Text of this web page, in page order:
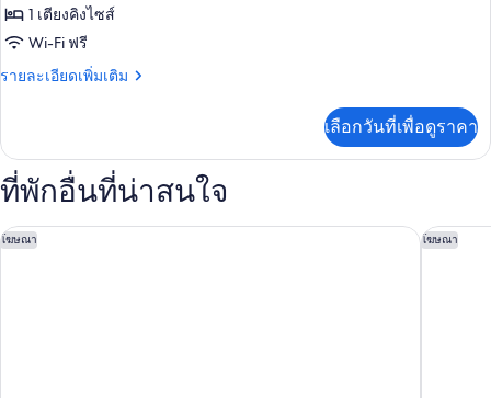
ของ
Deluxe
King
1 เตียงคิงไซส์
Wi-Fi ฟรี
รายละเอียดเพิ่มเติม
ราย
เกี่ยว
กับ
Deluxe
Ocean
View
เลือกวันที่เพื่อดูราคา
ที่พักอื่นที่น่าสนใจ
โฆษณา
เชอราตัน หัวหิน รีสอร์ทแอนด์สปา โฆษณา
โซ โซฟิ